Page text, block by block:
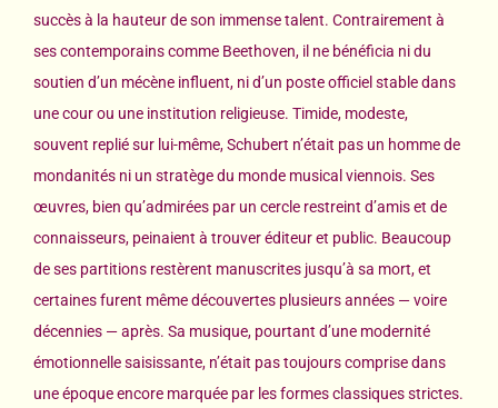
succès à la hauteur de son immense talent. Contrairement à
ses contemporains comme Beethoven, il ne bénéficia ni du
soutien d’un mécène influent, ni d’un poste officiel stable dans
une cour ou une institution religieuse. Timide, modeste,
souvent replié sur lui-même, Schubert n’était pas un homme de
mondanités ni un stratège du monde musical viennois. Ses
œuvres, bien qu’admirées par un cercle restreint d’amis et de
connaisseurs, peinaient à trouver éditeur et public. Beaucoup
de ses partitions restèrent manuscrites jusqu’à sa mort, et
certaines furent même découvertes plusieurs années — voire
décennies — après. Sa musique, pourtant d’une modernité
émotionnelle saisissante, n’était pas toujours comprise dans
une époque encore marquée par les formes classiques strictes.